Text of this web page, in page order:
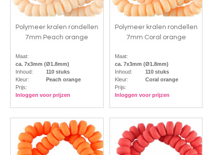
Polymeer kralen rondellen
7mm Peach orange
Maat:
ca. 7x3mm (Ø1.8mm)
Inhoud:
110 stuks
Kleur:
Peach orange
Prijs:
Inloggen voor prijzen
Polymeer kralen rondellen
7mm Coral orange
Maat:
ca. 7x3mm (Ø1.8mm)
Inhoud:
110 stuks
Kleur:
Coral orange
Prijs:
Inloggen voor prijzen